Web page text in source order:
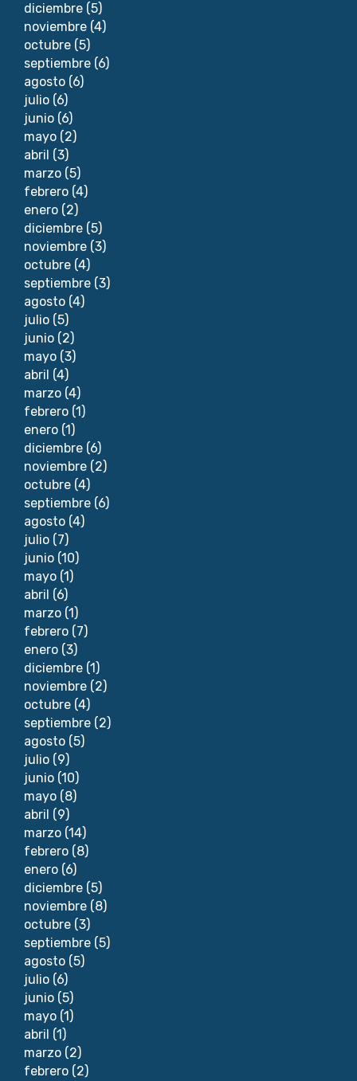
diciembre (5)
noviembre (4)
octubre (5)
septiembre (6)
agosto (6)
julio (6)
junio (6)
mayo (2)
abril (3)
marzo (5)
febrero (4)
enero (2)
diciembre (5)
noviembre (3)
octubre (4)
septiembre (3)
agosto (4)
julio (5)
junio (2)
mayo (3)
abril (4)
marzo (4)
febrero (1)
enero (1)
diciembre (6)
noviembre (2)
octubre (4)
septiembre (6)
agosto (4)
julio (7)
junio (10)
mayo (1)
abril (6)
marzo (1)
febrero (7)
enero (3)
diciembre (1)
noviembre (2)
octubre (4)
septiembre (2)
agosto (5)
julio (9)
junio (10)
mayo (8)
abril (9)
marzo (14)
febrero (8)
enero (6)
diciembre (5)
noviembre (8)
octubre (3)
septiembre (5)
agosto (5)
julio (6)
junio (5)
mayo (1)
abril (1)
marzo (2)
febrero (2)